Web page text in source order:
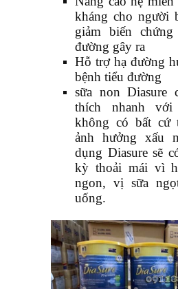
kháng cho người
giảm biến
đường gây ra
Hỗ trợ hạ đường
bệnh tiểu đường
sữa non Diasure
thích nhanh
không có bất cứ
ảnh hưởng xấu
dụng Diasure sẽ
kỳ thoải mái vì
ngon, vị sữa
uống.